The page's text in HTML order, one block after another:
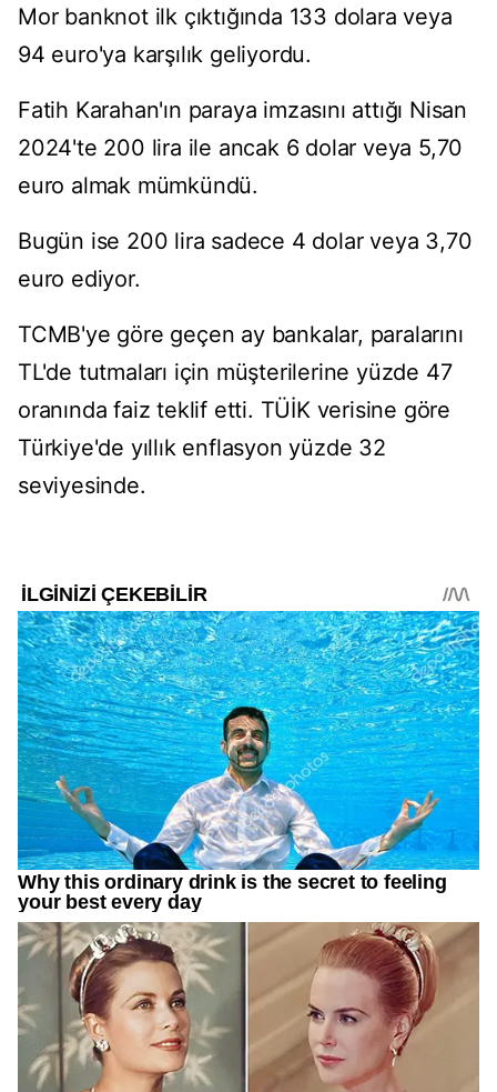
Mor banknot ilk çıktığında 133 dolara veya
94 euro'ya karşılık geliyordu.
Fatih Karahan'ın paraya imzasını attığı Nisan
2024'te 200 lira ile ancak 6 dolar veya 5,70
euro almak mümkündü.
Bugün ise 200 lira sadece 4 dolar veya 3,70
euro ediyor.
TCMB'ye göre geçen ay bankalar, paralarını
TL'de tutmaları için müşterilerine yüzde 47
oranında faiz teklif etti. TÜİK verisine göre
Türkiye'de yıllık enflasyon yüzde 32
seviyesinde.